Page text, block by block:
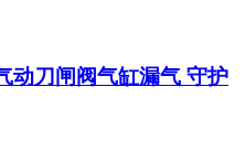
动刀闸阀气缸漏气 守护